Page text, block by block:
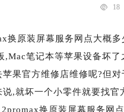
18
换原装屏幕服务网点大概多
,Mac笔记本等苹果设备坏了
果官方维修店维修呢?但对
,就坏一个小零件就要找官
换原装屏幕服务网